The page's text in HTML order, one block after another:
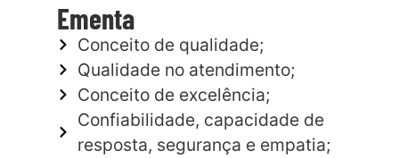
Ementa
Conceito de qualidade;
Qualidade no atendimento;
Conceito de excelência;
Confiabilidade, capacidade de
resposta, segurança e empatia;